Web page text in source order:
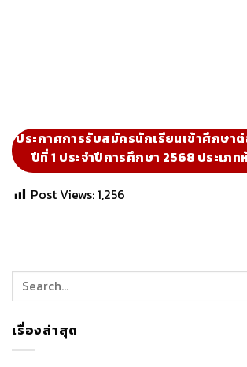
ประกาศการรับสมัครนักเรียนเข้าศึกษา
ปีที่ 1 ประจำปีการศึกษา 2568 ประเภ
Post Views:1,256
เรื่องล่าสุด